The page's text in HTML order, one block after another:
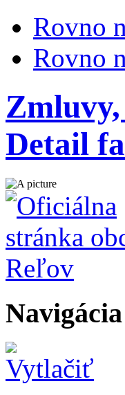
Rovno
Rovno
Detail
Navigácia